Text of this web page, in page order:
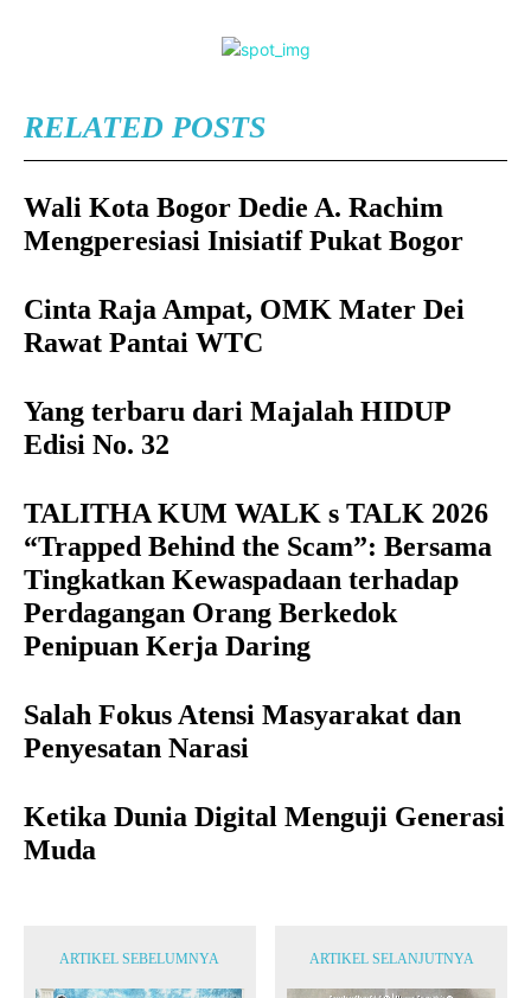
RELATED POSTS
Wali Kota Bogor Dedie A. Rachim
Mengperesiasi Inisiatif Pukat Bogor
Cinta Raja Ampat, OMK Mater Dei
Rawat Pantai WTC
Yang terbaru dari Majalah HIDUP
Edisi No. 32
TALITHA KUM WALK s TALK 2026
“Trapped Behind the Scam”: Bersama
Tingkatkan Kewaspadaan terhadap
Perdagangan Orang Berkedok
Penipuan Kerja Daring
Salah Fokus Atensi Masyarakat dan
Penyesatan Narasi
Ketika Dunia Digital Menguji Generasi
Muda
ARTIKEL SEBELUMNYA ARTIKEL SELANJUTNYA